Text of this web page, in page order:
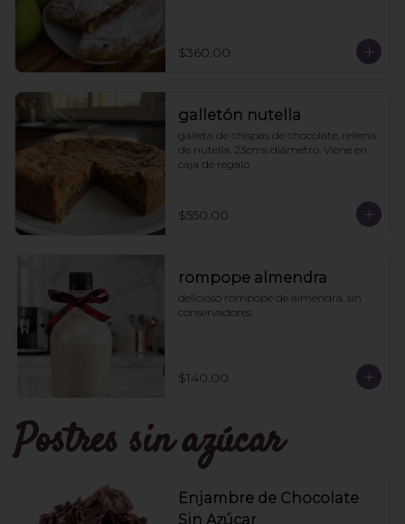
$360.00
galletón nutella
galleta de chispas de chocolate, rellena
de nutella. 23cms diámetro. Viene en
caja de regalo
$550.00
rompope almendra
delicioso rompope de almendra. sin
conservadores.
$140.00
Postres sin azúcar
Enjambre de Chocolate
Sin Azúcar